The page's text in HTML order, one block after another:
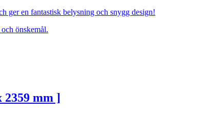
ger en fantastisk belysning och snygg design!
önskemål.
2359 mm ]